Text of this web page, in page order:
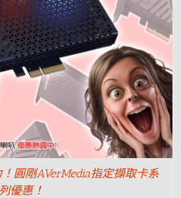
圓剛AVerMedia指定擷取卡系
列優惠！